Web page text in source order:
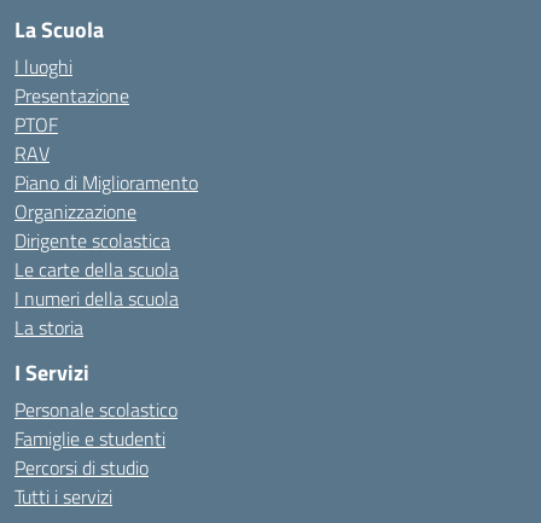
La Scuola
I luoghi
Presentazione
PTOF
RAV
Piano di Miglioramento
Organizzazione
Dirigente scolastica
Le carte della scuola
I numeri della scuola
La storia
I Servizi
Personale scolastico
Famiglie e studenti
Percorsi di studio
Tutti i servizi